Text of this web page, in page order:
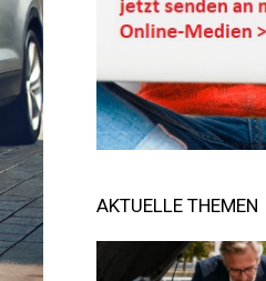
AKTUELLE THEMEN